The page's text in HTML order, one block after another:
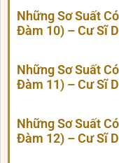
Những Sơ Suất
Đàm 10) – Cư Sĩ
Những Sơ Suất
Đàm 11) – Cư Sĩ
Những Sơ Suất
Đàm 12) – Cư Sĩ